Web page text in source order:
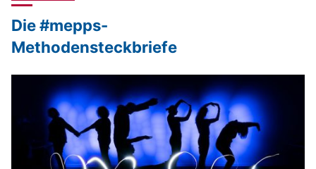
Tablet"
Die #mepps-
Methodensteckbriefe